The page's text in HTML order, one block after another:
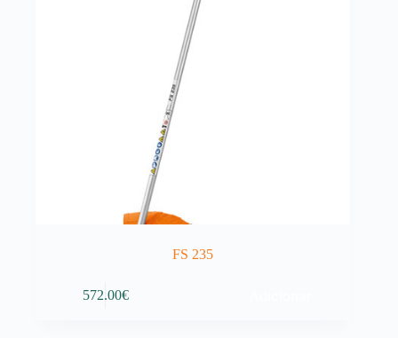
FS 235
572.00€